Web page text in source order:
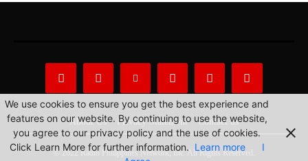
About Us Privacy Statement Contact us
© 2022 Radio Philippines Network, Inc. All Rights Reserved.
We use cookies to ensure you get the best experience and
features on our website. By continuing to use the website,
you agree to our privacy policy and the use of cookies.
Click Learn More for further information. Learn more
I